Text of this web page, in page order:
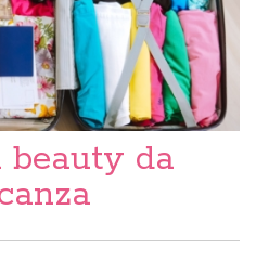
beauty da